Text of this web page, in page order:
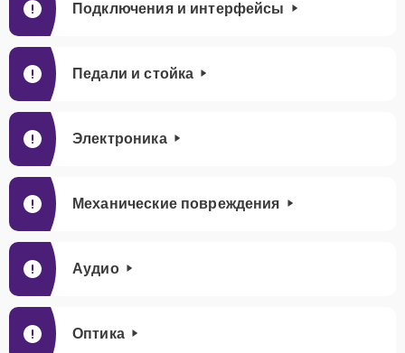
Подключения и интерфейсы
Педали и стойка
Электроника
Механические повреждения
Аудио
Оптика